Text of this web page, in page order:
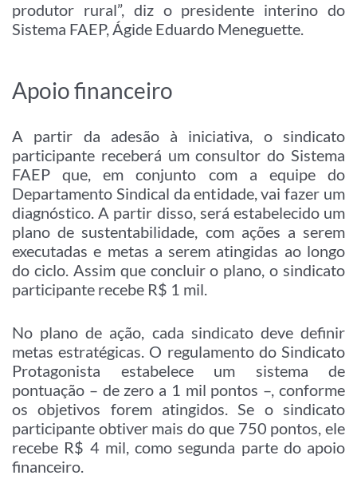
produtor rural”, diz o presidente interino do
Sistema FAEP, Ágide Eduardo Meneguette.
Apoio financeiro
A partir da adesão à iniciativa, o sindicato
participante receberá um consultor do Sistema
FAEP que, em conjunto com a equipe do
Departamento Sindical da entidade, vai fazer um
diagnóstico. A partir disso, será estabelecido um
plano de sustentabilidade, com ações a serem
executadas e metas a serem atingidas ao longo
do ciclo. Assim que concluir o plano, o sindicato
participante recebe R$ 1 mil.
No plano de ação, cada sindicato deve definir
metas estratégicas. O regulamento do Sindicato
Protagonista estabelece um sistema de
pontuação – de zero a 1 mil pontos –, conforme
os objetivos forem atingidos. Se o sindicato
participante obtiver mais do que 750 pontos, ele
recebe R$ 4 mil, como segunda parte do apoio
financeiro.